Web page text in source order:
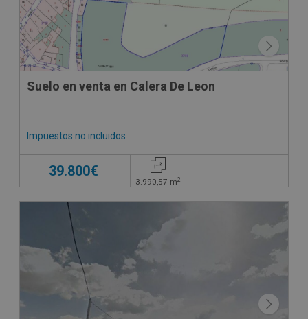
Suelo en venta en Calera De Leon
Impuestos no incluidos
39.800€
3.990,57 m2
CESIÓN DE REMATE